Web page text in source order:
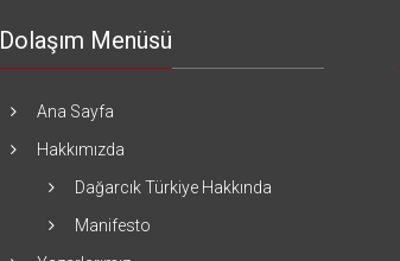
Dolaşım Menüsü
Ana Sayfa
Hakkımızda
Dağarcık Türkiye Hakkında
Manifesto